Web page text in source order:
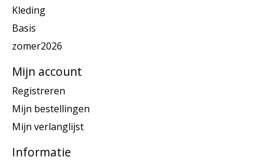
Kleding
Basis
zomer2026
Mijn account
Registreren
Mijn bestellingen
Mijn verlanglijst
Informatie